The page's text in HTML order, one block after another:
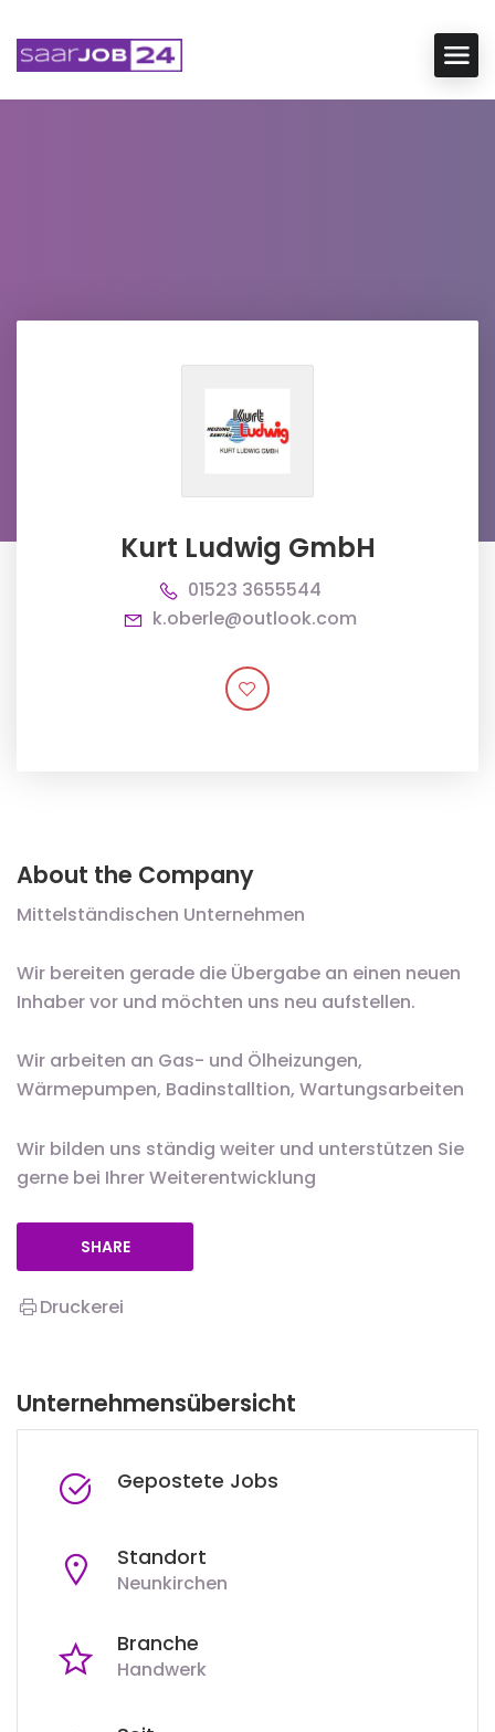
Kurt Ludwig GmbH
01523 3655544
k.oberle@outlook.com
About the Company
Mittelständischen Unternehmen
Wir bereiten gerade die Übergabe an einen neuen
Inhaber vor und möchten uns neu aufstellen.
Wir arbeiten an Gas- und Ölheizungen,
Wärmepumpen, Badinstalltion, Wartungsarbeiten
Wir bilden uns ständig weiter und unterstützen Sie
gerne bei Ihrer Weiterentwicklung
SHARE
Druckerei
Unternehmensübersicht
Gepostete Jobs
Standort
Neunkirchen
Branche
Handwerk